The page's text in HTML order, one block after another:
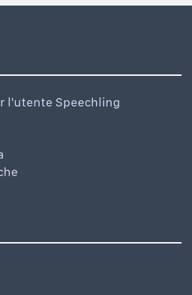
l'utente Speechling